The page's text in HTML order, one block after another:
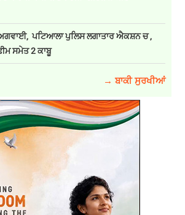
ਪਟਿਆਲਾ ਪੁਲਿਸ ਲਗਾਤਾਰ ਐਕਸ਼ਨ ਚ ,
ਸਮੇਤ 2 ਕਾਬੂ
→ ਬਾਕੀ ਸੁਰਖੀਆਂ